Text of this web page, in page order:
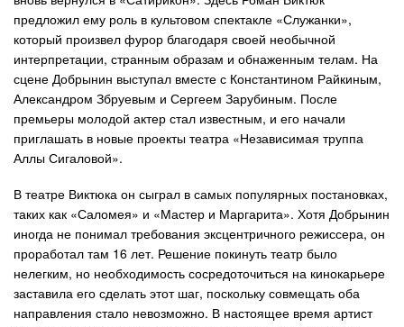
предложил ему роль в культовом спектакле «Служанки»,
который произвел фурор благодаря своей необычной
интерпретации, странным образам и обнаженным телам. На
сцене Добрынин выступал вместе с Константином Райкиным,
Александром Збруевым и Сергеем Зарубиным. После
премьеры молодой актер стал известным, и его начали
приглашать в новые проекты театра «Независимая труппа
Аллы Сигаловой».
В театре Виктюка он сыграл в самых популярных постановках,
таких как «Саломея» и «Мастер и Маргарита». Хотя Добрынин
иногда не понимал требования эксцентричного режиссера, он
проработал там 16 лет. Решение покинуть театр было
нелегким, но необходимость сосредоточиться на кинокарьере
заставила его сделать этот шаг, поскольку совмещать оба
направления стало невозможно. В настоящее время артист